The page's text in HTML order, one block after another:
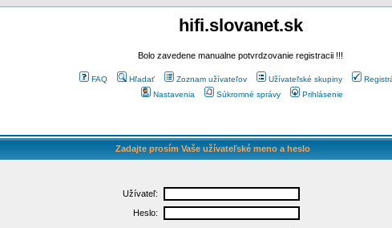
hifi.slovanet.sk
Bolo zavedene manualne potvrdzovanie registracii !!!
FAQ Hľadať Zoznam užívateľov Užívateľské skupiny
Nastavenia
Súkromné správy Prihlásenie
Zadajte prosím Vaše užívateľské meno a heslo
Užívateľ:
Heslo: